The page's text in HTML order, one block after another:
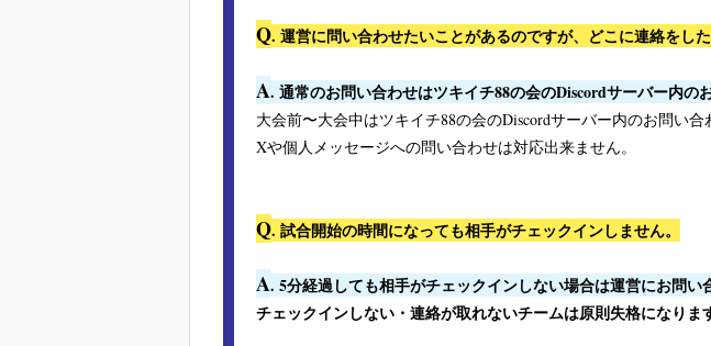
Q. 運営に問い合わせたいことがあるのですが、どこに連絡をした
A. 通常のお問い合わせはツキイチ88の会のDiscordサーバー内
大会前〜大会中はツキイチ88の会のDiscordサーバー内のお問い合
Xや個人メッセージへの問い合わせは対応出来ません。
Q. 試合開始の時間になっても相手がチェックインしません。
A. 5分経過しても相手がチェックインしない場合は運営にお問い
チェックインしない・連絡が取れないチームは原則失格になりま